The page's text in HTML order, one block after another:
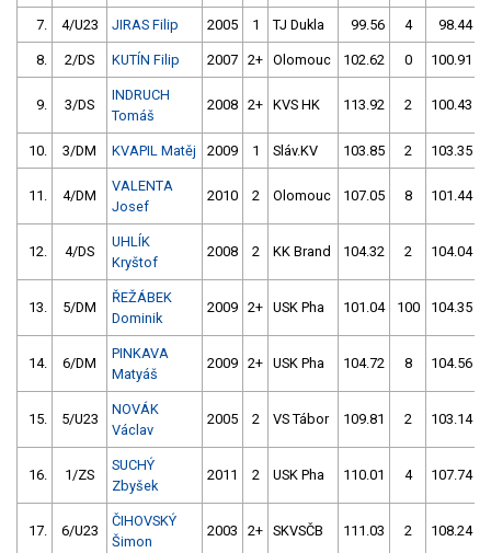
7. 4/U23 JIRAS Filip 2005 1 TJ Dukla 99.56 4 98.44
8. 2/DS KUTÍN Filip 2007 2+ Olomouc 102.62 0 100.91
9. 3/DS
INDRUCH
Tomáš
2008 2+ KVS HK 113.92 2 100.43
10. 3/DM KVAPIL Matěj 2009 1 Sláv.KV 103.85 2 103.35
11. 4/DM
VALENTA
Josef
2010 2 Olomouc 107.05 8 101.44
12. 4/DS
UHLÍK
Kryštof
2008 2 KK Brand 104.32 2 104.04
13. 5/DM
ŘEŽÁBEK
Dominik
2009 2+ USK Pha 101.04 100 104.35
14. 6/DM
PINKAVA
Matyáš
2009 2+ USK Pha 104.72 8 104.56
15. 5/U23
NOVÁK
Václav
2005 2 VS Tábor 109.81 2 103.14
16. 1/ZS
SUCHÝ
Zbyšek
2011 2 USK Pha 110.01 4 107.74
17. 6/U23
ČIHOVSKÝ
Šimon
2003 2+ SKVSČB 111.03 2 108.24